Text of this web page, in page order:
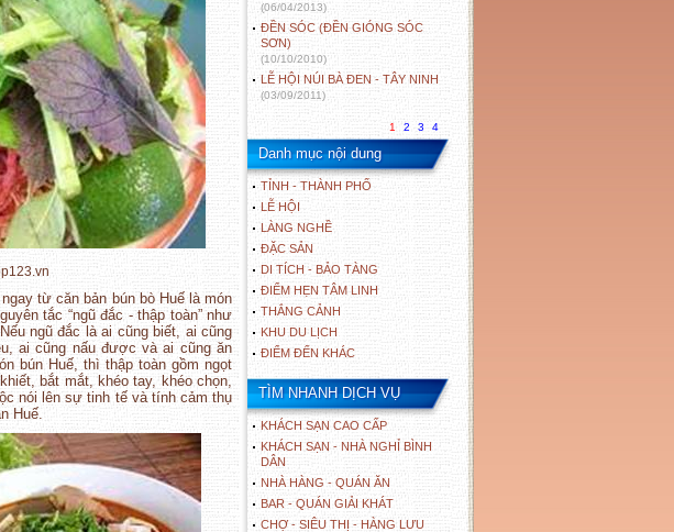
từ căn bản bún bò Huế là món
tắc “ngũ đắc - thập toàn” như
ngũ đắc là ai cũng biết, ai cũng
ai cũng nấu được và ai cũng ăn
bún Huế, thì thập toàn gồm ngọt
bắt mắt, khéo tay, khéo chọn,
nói lên sự tinh tế và tính cảm thụ
Huế.
(06/04/2013)
ĐỀN SÓC (ĐỀN GIÓNG SÓC
SƠN)
(10/10/2010)
LỄ HỘI NÚI BÀ ĐEN - TÂY NINH
(03/09/2011)
1 2 3 4
Danh mục nội dung
TỈNH - THÀNH PHỐ
LỄ HỘI
LÀNG NGHỀ
ĐẶC SẢN
DI TÍCH - BẢO TÀNG
ĐIỂM HẸN TÂM LINH
THẮNG CẢNH
KHU DU LỊCH
ĐIỂM ĐẾN KHÁC
TÌM NHANH DỊCH VỤ
KHÁCH SẠN CAO CẤP
KHÁCH SẠN - NHÀ NGHỈ BÌNH
DÂN
NHÀ HÀNG - QUÁN ĂN
BAR - QUÁN GIẢI KHÁT
CHỢ - SIÊU THỊ - HÀNG LƯU